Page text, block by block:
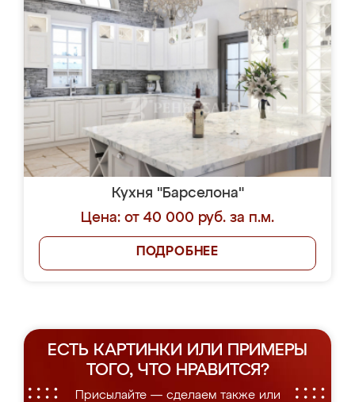
Кухня "Барселона"
Цена: от 40 000 руб. за п.м.
ПОДРОБНЕЕ
ЕСТЬ КАРТИНКИ ИЛИ ПРИМЕРЫ
ТОГО, ЧТО НРАВИТСЯ?
Присылайте — сделаем также или